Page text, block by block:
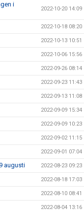
i
2022-10-20 14:09
2022-10-18 08:20
2022-10-13 10:51
2022-10-06 15:56
2022-09-26 08:14
2022-09-23 11:43
2022-09-13 11:08
2022-09-09 15:34
2022-09-09 10:23
2022-09-02 11:15
2022-09-01 07:04
augusti 2022-08-23 09:23
2022-08-18 17:03
2022-08-10 08:41
2022-08-04 13:16